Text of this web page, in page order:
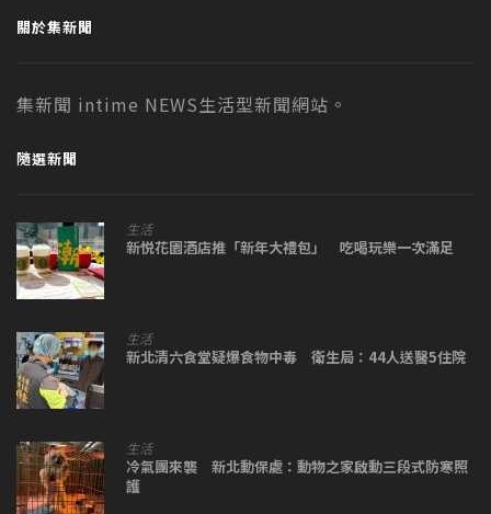
關於集新聞
集新聞 intime NEWS生活型新聞網站。
隨選新聞
生活
新悦花園酒店推「新年大禮包」 吃喝玩樂一次滿足
生活
新北清六食堂疑爆食物中毒 衛生局：44人送醫5住院
生活
冷氣團來襲 新北動保處：動物之家啟動三段式防寒照
護